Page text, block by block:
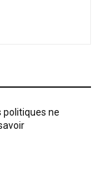
politiques ne